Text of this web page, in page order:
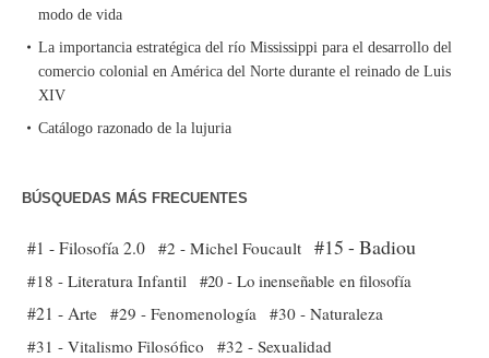
modo de vida
La importancia estratégica del río Mississippi para el desarrollo del
comercio colonial en América del Norte durante el reinado de Luis
XIV
Catálogo razonado de la lujuria
BÚSQUEDAS MÁS FRECUENTES
#1 - Filosofía 2.0 #2 - Michel Foucault #15 - Badiou
#18 - Literatura Infantil #20 - Lo inenseñable en filosofía
#21 - Arte #29 - Fenomenología
#30 - Naturaleza
#31 - Vitalismo Filosófico
#32 - Sexualidad